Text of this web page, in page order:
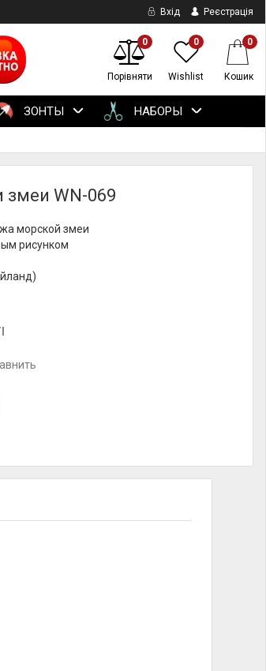
Вхід Реєстрація
0
Порівняти
0
Wishlist
0
Кошик
ЗОНТЫ НАБОРЫ
WN-069
морской змеи
рисунком